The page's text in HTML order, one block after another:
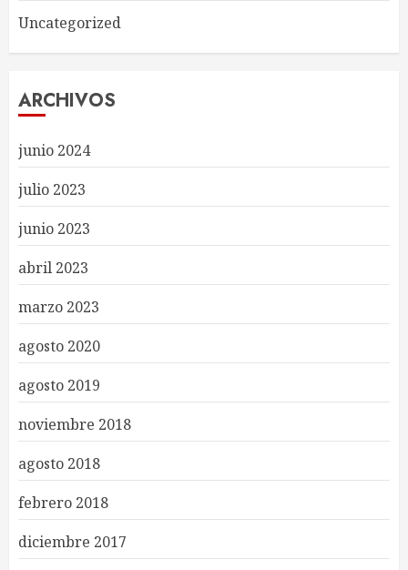
Uncategorized
ARCHIVOS
junio 2024
julio 2023
junio 2023
abril 2023
marzo 2023
agosto 2020
agosto 2019
noviembre 2018
agosto 2018
febrero 2018
diciembre 2017